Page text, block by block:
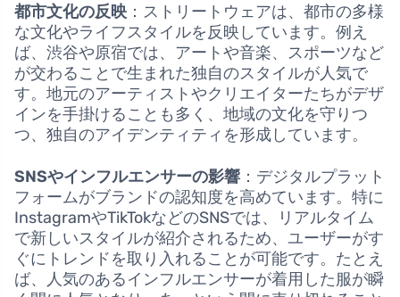
都市文化の反映 ：ストリートウェアは、都市の多様
な文化やライフスタイルを反映しています。例え
ば、渋谷や原宿では、アートや音楽、スポーツなど
が交わることで生まれた独自のスタイルが人気で
す。地元のアーティストやクリエイターたちがデザ
インを手掛けることも多く、地域の文化を守りつ
つ、独自のアイデンティティを形成しています。
SNSやインフルエンサーの影響 ：デジタルプラット
フォームがブランドの認知度を高めています。特に
InstagramやTikTokなどのSNSでは、リアルタイム
で新しいスタイルが紹介されるため、ユーザーがす
ぐにトレンドを取り入れることが可能です。たとえ
ば、人気のあるインフルエンサーが着用した服が瞬